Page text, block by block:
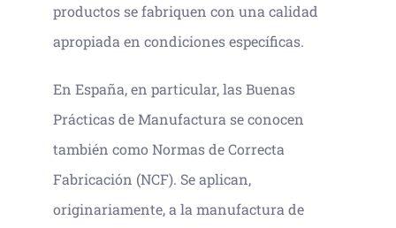
productos se fabriquen con una calidad
apropiada en condiciones específicas.
En España, en particular, las Buenas
Prácticas de Manufactura se conocen
también como Normas de Correcta
Fabricación (NCF). Se aplican,
originariamente, a la manufactura de